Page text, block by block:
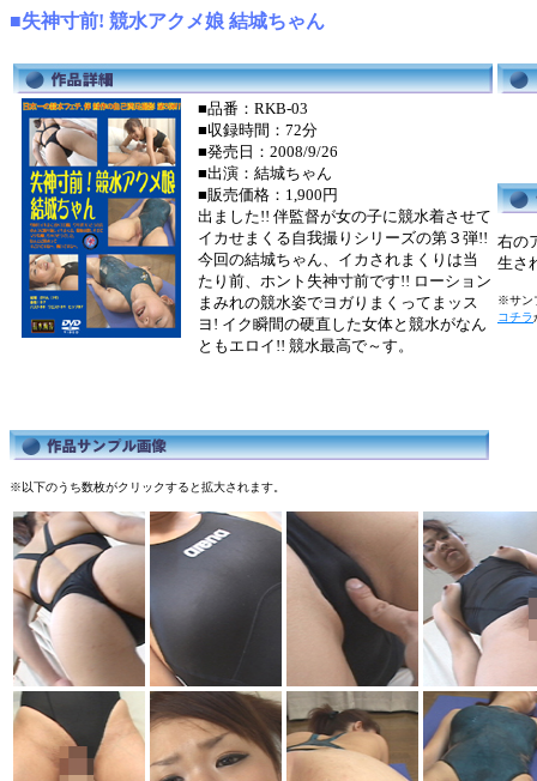
■失神寸前! 競水アクメ娘 結城ちゃん
■品番：RKB-03
■収録時間：72分
■発売日：2008/9/26
■出演：結城ちゃん
■販売価格：1,900円
出ました!! 伴監督が女の子に競水着させて
イカせまくる自我撮りシリーズの第３弾!!
今回の結城ちゃん、イカされまくりは当
たり前、ホント失神寸前です!! ローション
まみれの競水姿でヨガりまくってまッス
ヨ! イク瞬間の硬直した女体と競水がなん
ともエロイ!! 競水最高で～す。
右の
生さ
※サン
コチラ
※以下のうち数枚がクリックすると拡大されます。